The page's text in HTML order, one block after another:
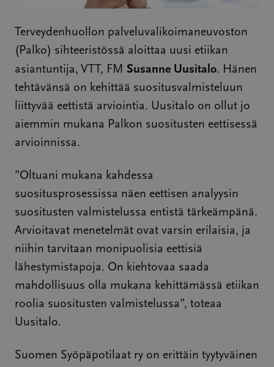
Terveydenhuollon palveluvalikoimaneuvoston
(Palko) sihteeristössä aloittaa uusi etiikan
asiantuntija, VTT, FM Susanne Uusitalo. Hänen
tehtävänsä on kehittää suositusvalmisteluun
liittyvää eettistä arviointia. Uusitalo on ollut jo
aiemmin mukana Palkon suositusten eettisessä
arvioinnissa.
”Oltuani mukana kahdessa
suositusprosessissa näen eettisen analyysin
suositusten valmistelussa entistä tärkeämpänä.
Arvioitavat menetelmät ovat varsin erilaisia, ja
niihin tarvitaan monipuolisia eettisiä
lähestymistapoja. On kiehtovaa saada
mahdollisuus olla mukana kehittämässä etiikan
roolia suositusten valmistelussa”, toteaa
Uusitalo.
Suomen Syöpäpotilaat ry on erittäin tyytyväinen